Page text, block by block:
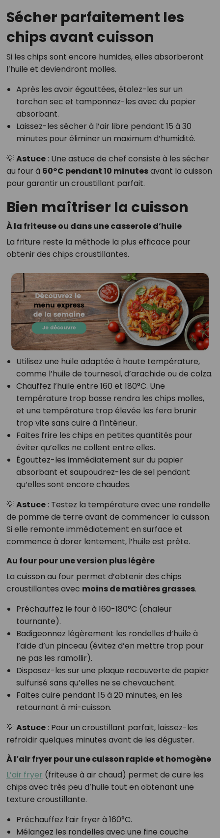
Sécher parfaitement les
chips avant cuisson
Si les chips sont encore humides, elles absorberont
l’huile et deviendront molles.
Après les avoir égouttées, étalez-les sur un
torchon sec et tamponnez-les avec du papier
absorbant.
Laissez-les sécher à l’air libre pendant 15 à 30
minutes pour éliminer un maximum d’humidité.
💡Astuce: Une astuce de chef consiste à les sécher
au four à 60°C pendant 10 minutesavant la cuisson
pour garantir un croustillant parfait.
Bien maîtriser la cuisson
À la friteuse ou dans une casserole d’huile
La friture reste la méthode la plus efficace pour
obtenir des chips croustillantes.
Utilisez une huile adaptée à haute température,
comme l’huile de tournesol, d’arachide ou de colza.
Chauffez l’huile entre 160 et 180°C. Une
température trop basse rendra les chips molles,
et une température trop élevée les fera brunir
trop vite sans cuire à l’intérieur.
Faites frire les chips en petites quantités pour
éviter qu’elles ne collent entre elles.
Égouttez-les immédiatement sur du papier
absorbant et saupoudrez-les de sel pendant
qu’elles sont encore chaudes.
💡Astuce: Testez la température avec une rondelle
de pomme de terre avant de commencer la cuisson.
Si elle remonte immédiatement en surface et
commence à dorer lentement, l’huile est prête.
Au four pour une version plus légère
La cuisson au four permet d’obtenir des chips
croustillantes avec moins de matières grasses.
Préchauffez le four à 160-180°C (chaleur
tournante).
Badigeonnez légèrement les rondelles d’huile à
l’aide d’un pinceau (évitez d’en mettre trop pour
ne pas les ramollir).
Disposez-les sur une plaque recouverte de papier
sulfurisé sans qu’elles ne se chevauchent.
Faites cuire pendant 15 à 20 minutes, en les
retournant à mi-cuisson.
💡Astuce: Pour un croustillant parfait, laissez-les
refroidir quelques minutes avant de les déguster.
À l’air fryer pour une cuisson rapide et homogène
L’air fryer (friteuse à air chaud) permet de cuire les
chips avec très peu d’huile tout en obtenant une
texture croustillante.
Préchauffez l’air fryer à 160°C.
Mélangez les rondelles avec une fine couche